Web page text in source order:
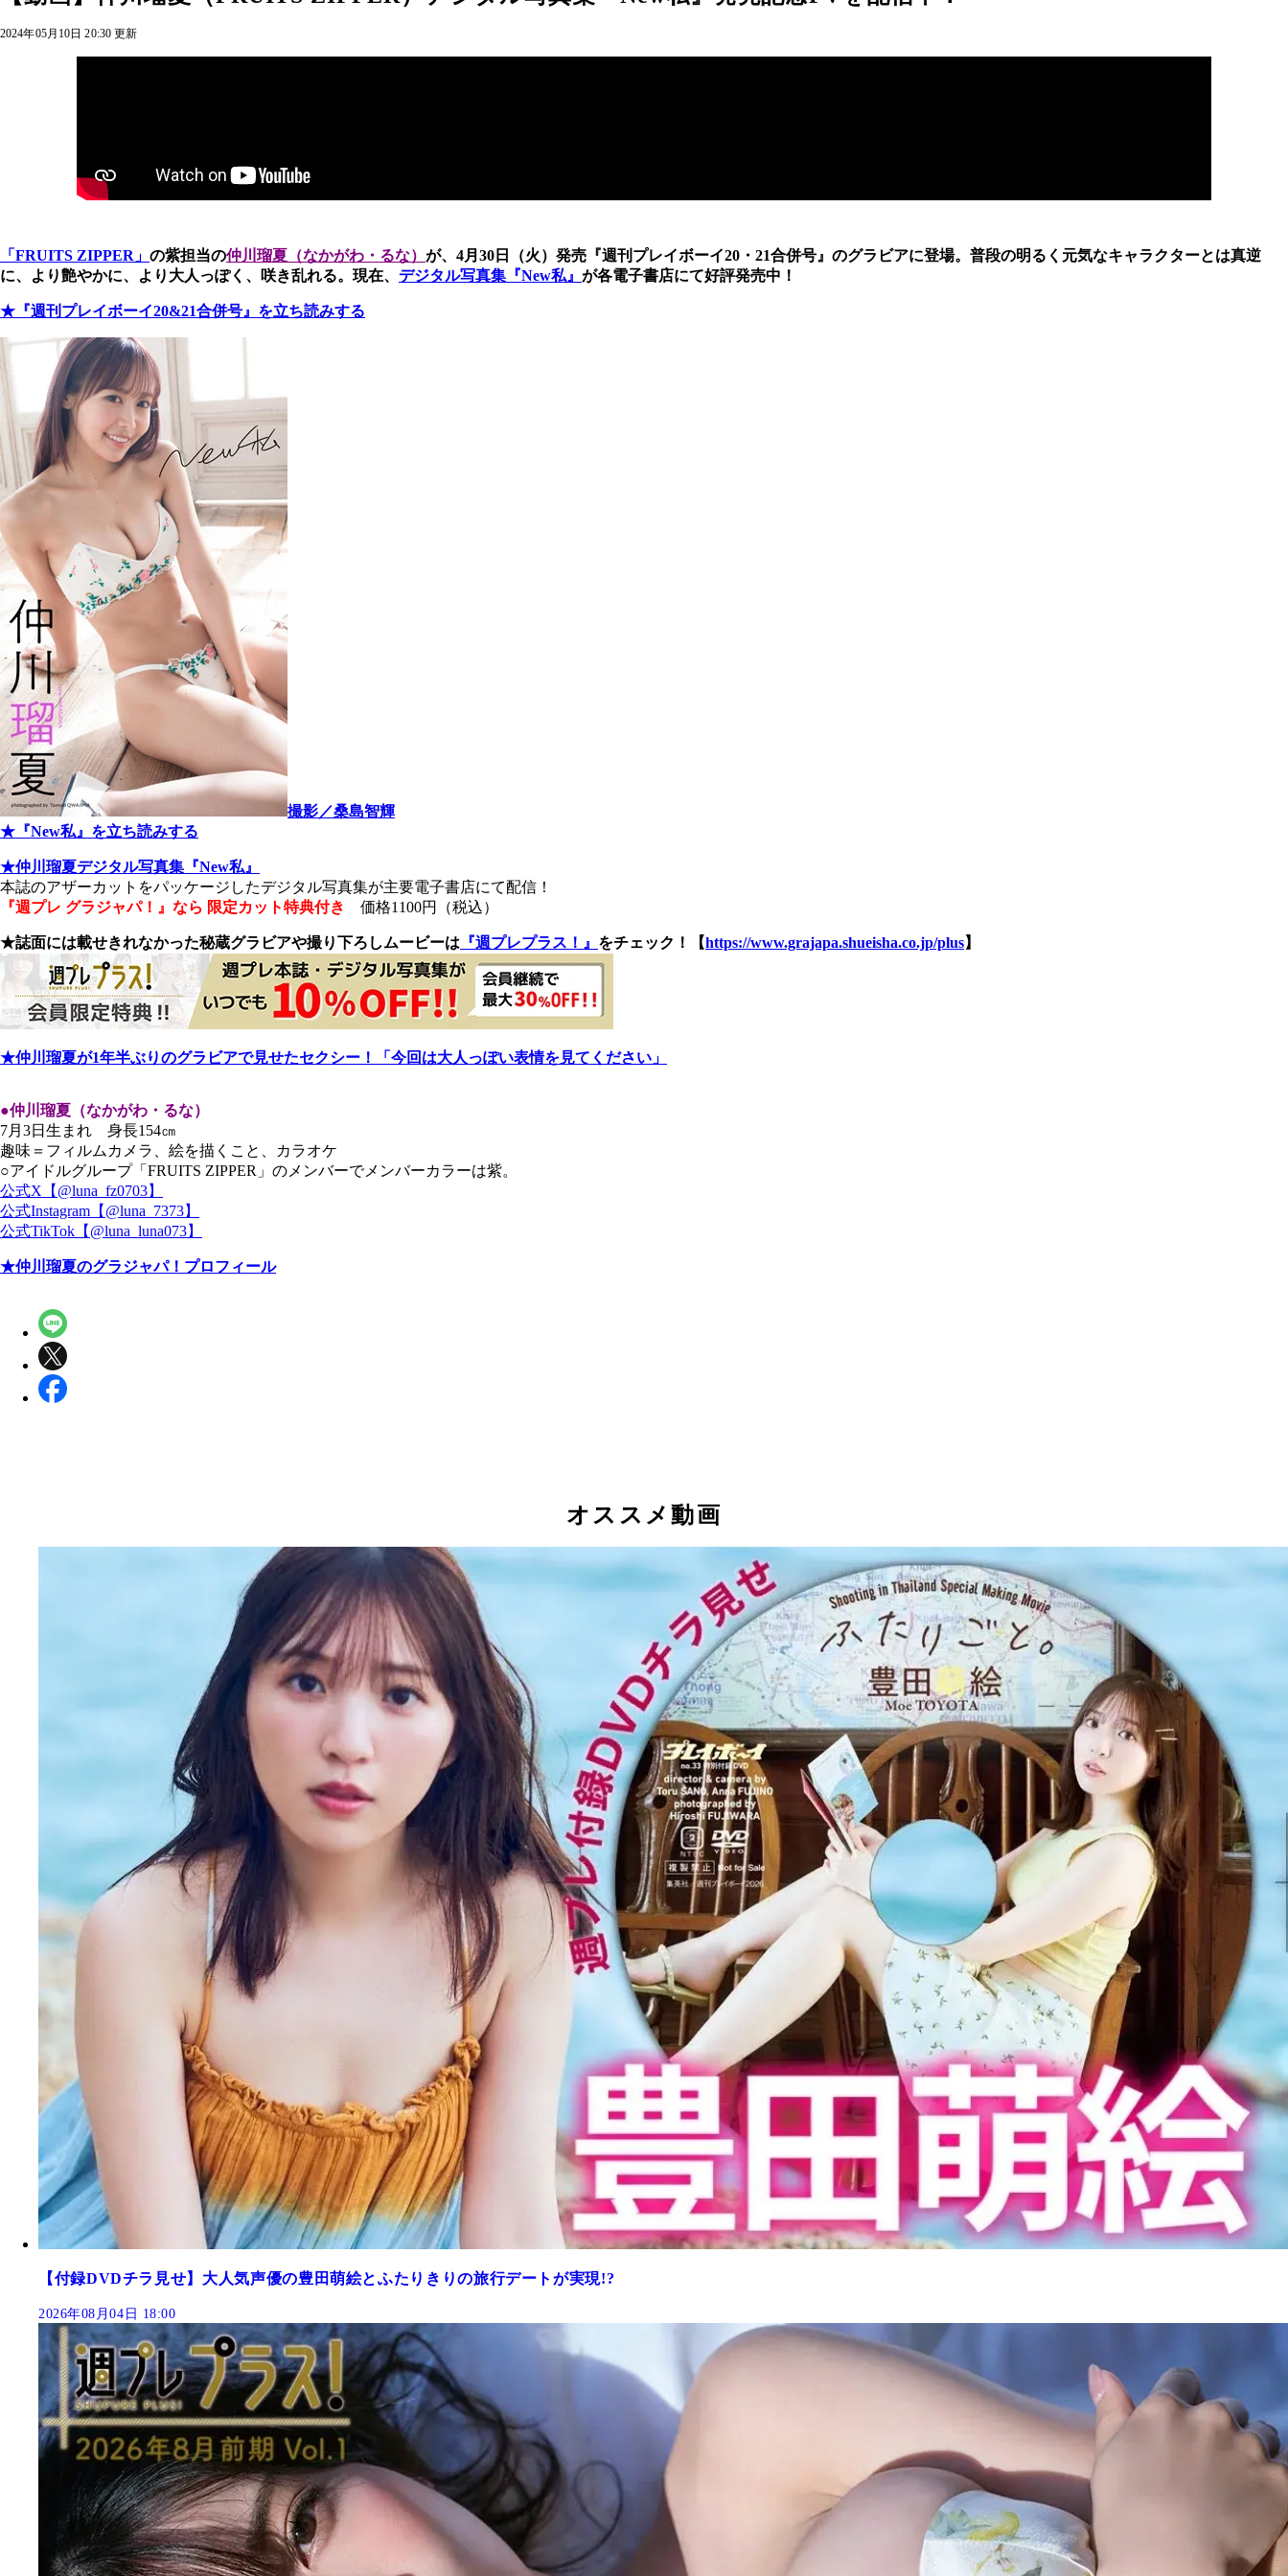
2024年05月10日 20:30 更新
「FRUITS ZIPPER」 の紫担当の仲川瑠夏（なかがわ・るな） が、4月30日（火）発売『週刊プレイボーイ20・21合併号』のグラビアに登場。普段の明るく元気なキャラクターとは真逆
に、より艶やかに、より大人っぽく、咲き乱れる。 現在、 デジタル写真集『New私』 が各電子書店にて好評発売中！
★『週刊プレイボーイ20&21合併号』を立ち読みする
撮影／桑島智輝
★『New私』を立ち読みする
★仲川瑠夏デジタル写真集『New私』
本誌のアザーカットをパッケージしたデジタル写真集が主要電子書店にて配信！
『週プレ グラジャパ！』なら 限定カット特典付き
価格1100円（税込）
★誌面には載せきれなかった秘蔵グラビアや撮り下ろしムービーは 『週プレプラス！』 をチェック！【https://www.grajapa.shueisha.co.jp/plus】
★仲川瑠夏が1年半ぶりのグラビアで見せたセクシー！「今回は大人っぽい表情を見てください」
●仲川瑠夏（なかがわ・るな）
7月3日生まれ 身長154㎝
趣味＝フィルムカメラ、絵を描くこと、カラオケ
○アイドルグループ「FRUITS ZIPPER」のメンバーでメンバーカラーは紫。
公式X【@luna_fz0703】
公式Instagram【@luna_7373】
公式TikTok【@luna_luna073】
★仲川瑠夏のグラジャパ！プロフィール
オススメ動画
【付録DVDチラ見せ】大人気声優の豊田萌絵とふたりきりの旅行デートが実現!?
2026年08月04日 18:00